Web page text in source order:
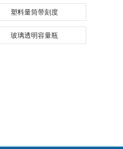
塑料量筒带刻度
玻璃透明容量瓶